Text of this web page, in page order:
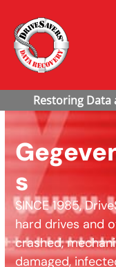
s
SINCE 1985,
hard drives and
crashed,
damaged,